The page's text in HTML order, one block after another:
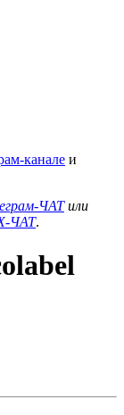
канале и
ЧАТили
ЧАТ.